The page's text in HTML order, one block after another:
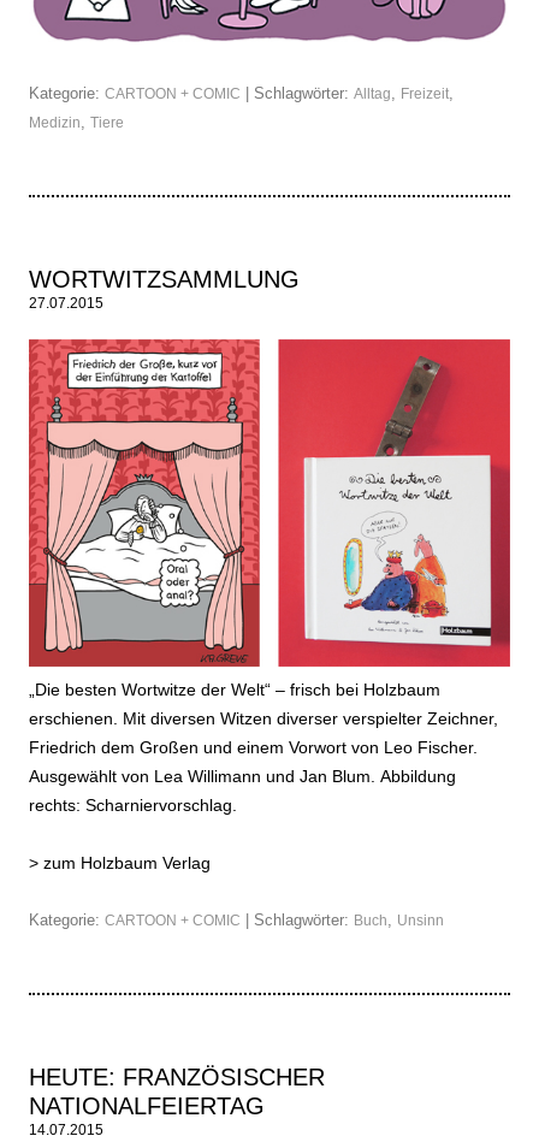
Kategorie: CARTOON + COMIC | Schlagwörter: Alltag, Freizeit,
Medizin, Tiere
WORTWITZSAMMLUNG
27.07.2015
„Die besten Wortwitze der Welt“ – frisch bei Holzbaum
erschienen. Mit diversen Witzen diverser verspielter Zeichner,
Friedrich dem Großen und einem Vorwort von Leo Fischer.
Ausgewählt von Lea Willimann und Jan Blum. Abbildung
rechts: Scharniervorschlag.
> zum Holzbaum Verlag
Kategorie: CARTOON + COMIC | Schlagwörter: Buch, Unsinn
HEUTE: FRANZÖSISCHER
NATIONALFEIERTAG
14.07.2015